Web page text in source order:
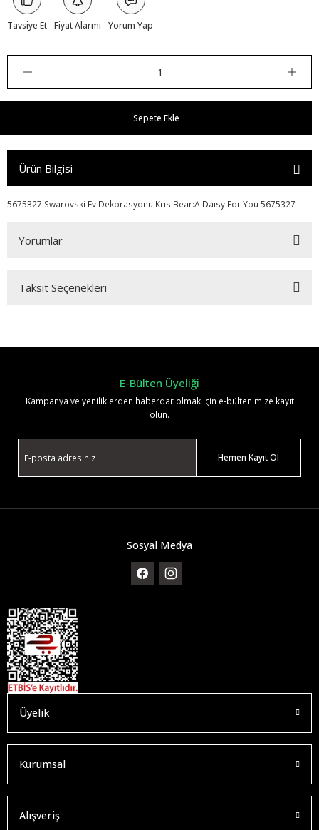
Tavsiye Et Fiyat Alarmı Yorum Yap
Sepete Ekle
Ürün Bilgisi
5675327 Swarovski Ev Dekorasyonu Krıs Bear:A Daısy For You 5675327
Yorumlar
Taksit Seçenekleri
E-Bülten Üyeliği
Kampanya ve yeniliklerden haberdar olmak için e-bültenimize kayıt
olun.
Hemen Kayıt Ol
Sosyal Medya
Üyelik
Kurumsal
Alışveriş